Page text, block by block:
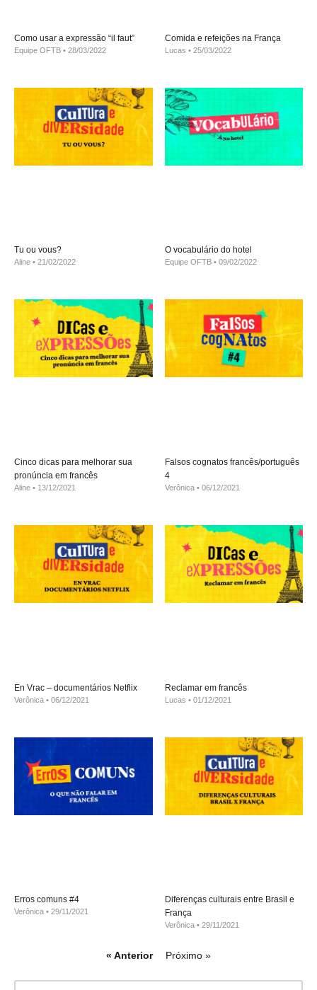
Como usar a expressão “il faut”
Equipe OFTB 28/03/2022
Comida e refeições na França
Lucas 25/03/2022
Tu ou vous?
Aline 21/02/2022
O vocabulário do hotel
Equipe OFTB 09/02/2022
Cinco dicas para melhorar sua
pronúncia em francês
Aline 13/12/2021
Falsos cognatos francês/português
4
Verônica 06/12/2021
En Vrac – documentários Netflix
Verônica 06/12/2021
Reclamar em francês
Lucas 01/12/2021
Erros comuns #4
Verônica 29/11/2021
Diferenças culturais entre Brasil e
França
Verônica 29/11/2021
« Anterior Próximo »